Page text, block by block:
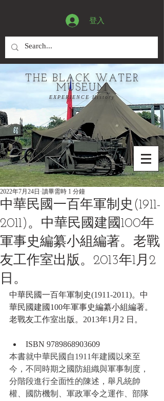
登入
THE BLACK WATER
MUSEUM
EXPERIENCE History
中華民國一百年軍制史(1911-
2011)。中華民國建國100年
軍事史編纂小組編著。老戰
友工作室出版。2013年1月2
日。
2022年7月24日 讀畢需時 1 分鐘
中華民國一百年軍制史(1911-2011)。中
華民國建國100年軍事史編纂小組編著。
老戰友工作室出版。2013年1月2 日。
ISBN 9789868903609
本書就中華民國自1911年建國以來至
今，不同時期之國防組織與軍事制度，
分階段進行全面性的陳述，舉凡統帥
權、國防機制、軍政軍令之運作、部隊